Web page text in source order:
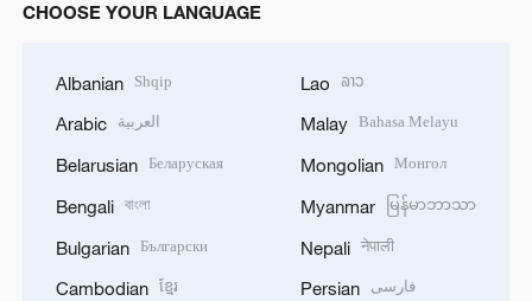
CHOOSE YOUR LANGUAGE
Albanian Shqip
Arabic العربية
Belarusian Беларуская
Bengali বাংলা
Bulgarian Български
Cambodian ខ្មែរ
Lao ລາວ
Malay Bahasa Melayu
Mongolian Монгол
Myanmar မြန်မာဘာသာ
Nepali नेपाली
Persian فارسی